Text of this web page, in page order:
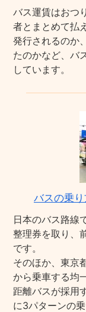
バス運賃はおつ
者とまとめて払
発行されるのか
たのかなど、バ
しています。
バスの乗
日本のバス路線
整理券を取り、
です。
そのほか、東京
から乗車する均
距離バスが採用
に3パターンの